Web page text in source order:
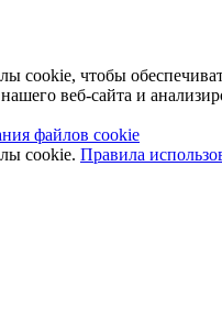
cookie, чтобы
веб-сайта и
файлов cookie
cookie. Правила